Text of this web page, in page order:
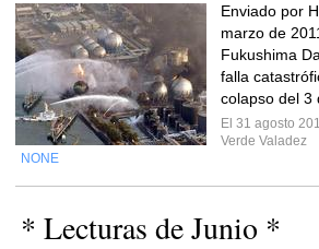
Enviado por
marzo de
Fukushima
falla
colapso del 3
El 31 agosto
Verde Valadez
NONE
* Lecturas de Junio *